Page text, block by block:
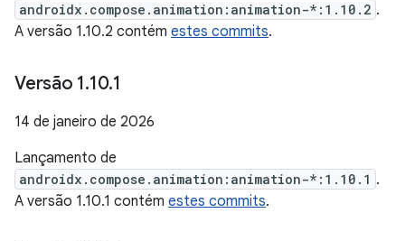
androidx.compose.animation:animation-*:1.10.2 .
A versão 1.10.2 contém estes commits.
Versão 1.10.1
14 de janeiro de 2026
Lançamento de
androidx.compose.animation:animation-*:1.10.1 .
A versão 1.10.1 contém estes commits.